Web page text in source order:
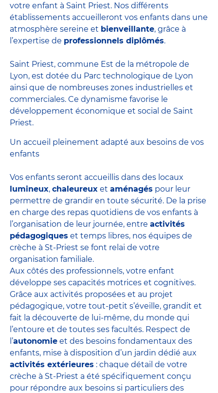
votre enfant à Saint Priest. Nos différents
établissements accueilleront vos enfants dans une
atmosphère sereine et bienveillante, grâce à
l’expertise de professionnels diplômés.
Saint Priest, commune Est de la métropole de
Lyon, est dotée du Parc technologique de Lyon
ainsi que de nombreuses zones industrielles et
commerciales. Ce dynamisme favorise le
développement économique et social de Saint
Priest.
Un accueil pleinement adapté aux besoins de vos
enfants
Vos enfants seront accueillis dans des locaux
lumineux, chaleureux et aménagés pour leur
permettre de grandir en toute sécurité. De la prise
en charge des repas quotidiens de vos enfants à
l’organisation de leur journée, entre activités
pédagogiques et temps libres, nos équipes de
crèche à St-Priest se font relai de votre
organisation familiale.
Aux côtés des professionnels, votre enfant
développe ses capacités motrices et cognitives.
Grâce aux activités proposées et au projet
pédagogique, votre tout-petit s’éveille, grandit et
fait la découverte de lui-même, du monde qui
l’entoure et de toutes ses facultés. Respect de
l’autonomie et des besoins fondamentaux des
enfants, mise à disposition d’un jardin dédié aux
activités extérieures : chaque détail de votre
crèche à St-Priest a été spécifiquement conçu
pour répondre aux besoins si particuliers des